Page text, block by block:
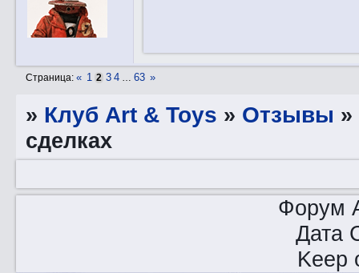
Страница:« 1 2 3 4 … 63 »
» Клуб Art & Toys » Отзывы »
сделках
Форум
Дата
Keep